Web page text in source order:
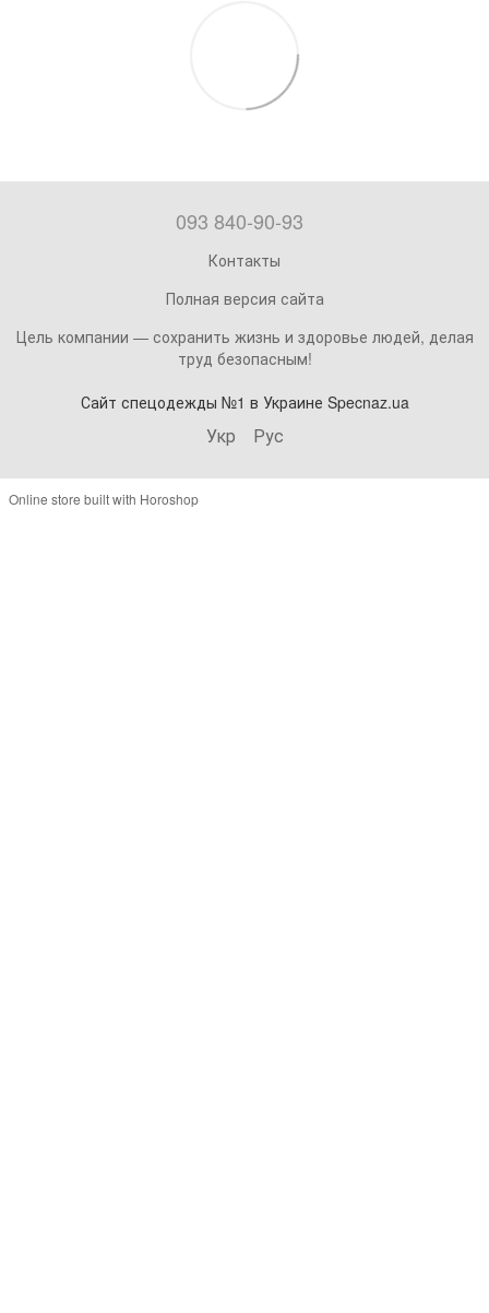
093 840-90-93
Контакты
Полная версия сайта
Цель компании — сохранить жизнь и здоровье людей, делая
труд безопасным!
Сайт спецодежды №1 в Украине Specnaz.ua
Укр Рус
Online store built with Horoshop